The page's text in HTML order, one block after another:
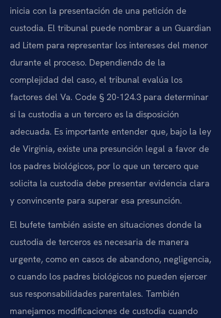
inicia con la presentación de una petición de
custodia. El tribunal puede nombrar a un Guardian
ad Litem para representar los intereses del menor
durante el proceso. Dependiendo de la
complejidad del caso, el tribunal evalúa los
factores del Va. Code § 20-124.3 para determinar
si la custodia a un tercero es la disposición
adecuada. Es importante entender que, bajo la ley
de Virginia, existe una presunción legal a favor de
los padres biológicos, por lo que un tercero que
solicita la custodia debe presentar evidencia clara
y convincente para superar esa presunción.
El bufete también asiste en situaciones donde la
custodia de terceros es necesaria de manera
urgente, como en casos de abandono, negligencia,
o cuando los padres biológicos no pueden ejercer
sus responsabilidades parentales. También
manejamos modificaciones de custodia cuando